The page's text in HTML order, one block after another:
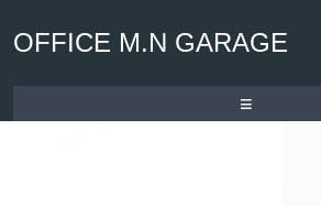
OFFICE M.N GARAGE
≡